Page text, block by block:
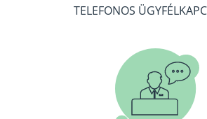
TELEFONOS